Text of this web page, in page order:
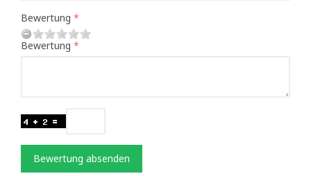
Bewertung
Bewertung
Bewertung absenden